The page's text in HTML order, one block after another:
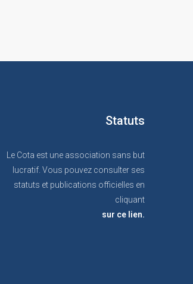
Statuts
Le Cota est une association sans but
lucratif. Vous pouvez consulter ses
statuts et publications officielles en
cliquant
sur ce lien.